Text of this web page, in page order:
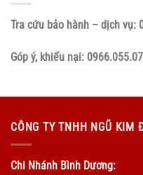
Tra cứu bảo hành – dịch vụ:
Góp ý, khiếu nại:
CÔNG TY TNHH NGŨ KIM
Chi Nhánh Bình Dương: